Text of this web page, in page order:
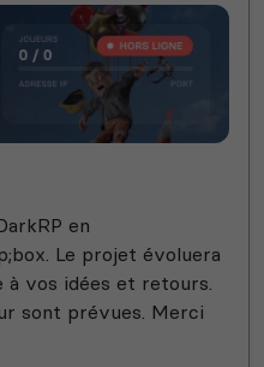
en
Le projet évoluera
à vos idées et retours.
sont prévues. Merci